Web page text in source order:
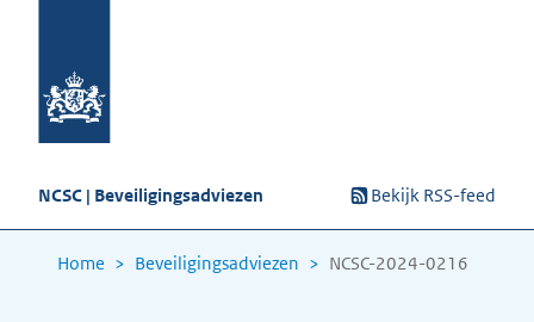
NCSC | Beveiligingsadviezen Bekijk RSS-feed
Home Beveiligingsadviezen NCSC-2024-0216